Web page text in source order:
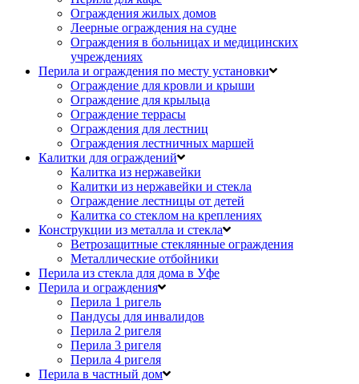
Ограждения жилых домов
Леерные ограждения на судне
Ограждения в больницах и медицинских
учреждениях
Перила и ограждения по месту установки
Ограждение для кровли и крыши
Ограждение для крыльца
Ограждение террасы
Ограждения для лестниц
Ограждения лестничных маршей
Калитки для ограждений
Калитка из нержавейки
Калитки из нержавейки и стекла
Ограждение лестницы от детей
Калитка со стеклом на креплениях
Конструкции из металла и стекла
Ветрозащитные стеклянные ограждения
Металлические отбойники
Перила из стекла для дома в Уфе
Перила и ограждения
Перила 1 ригель
Пандусы для инвалидов
Перила 2 ригеля
Перила 3 ригеля
Перила 4 ригеля
Перила в частный дом